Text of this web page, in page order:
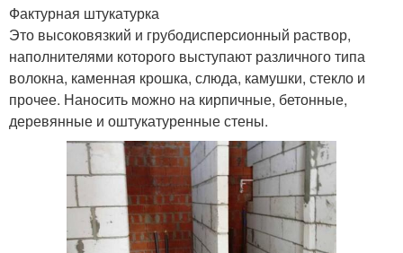
Фактурная штукатурка
Это высоковязкий и грубодисперсионный раствор,
наполнителями которого выступают различного типа
волокна, каменная крошка, слюда, камушки, стекло и
прочее. Наносить можно на кирпичные, бетонные,
деревянные и оштукатуренные стены.